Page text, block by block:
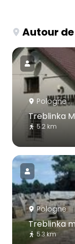
Autour
Pologne
Treblinka
5.2 km
Pologne
Treblinka
5.3 km